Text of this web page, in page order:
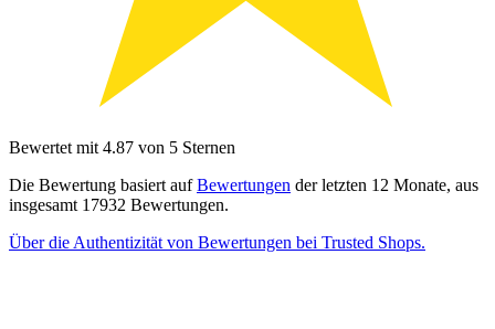
Bewertet mit 4.87 von 5 Sternen
Die Bewertung basiert aufBewertungen der letzten 12 Monate, aus
insgesamt 17932 Bewertungen.
Über die Authentizität von Bewertungen bei Trusted Shops.